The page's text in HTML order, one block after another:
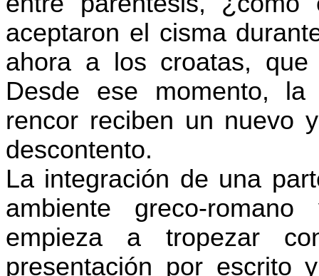
aceptaron el cisma
ahora a los croatas, que
Desde ese momento,
rencor reciben un nuevo
descontento.
La integración de una
ambiente greco-
empieza a tropezar
presentación por escrito